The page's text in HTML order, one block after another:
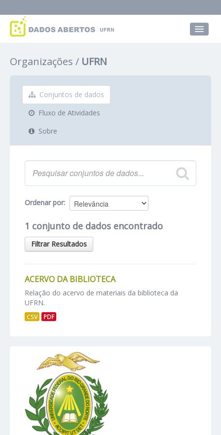
Grupos
Sobre
Organizações UFRN
Conjuntos de dados
Fluxo de Atividades
Sobre
Ordenar por
1 conjunto de dados encontrado
Filtrar Resultados
ACERVO DA BIBLIOTECA
Relação do acervo de materiais da biblioteca da
UFRN.
CSV PDF